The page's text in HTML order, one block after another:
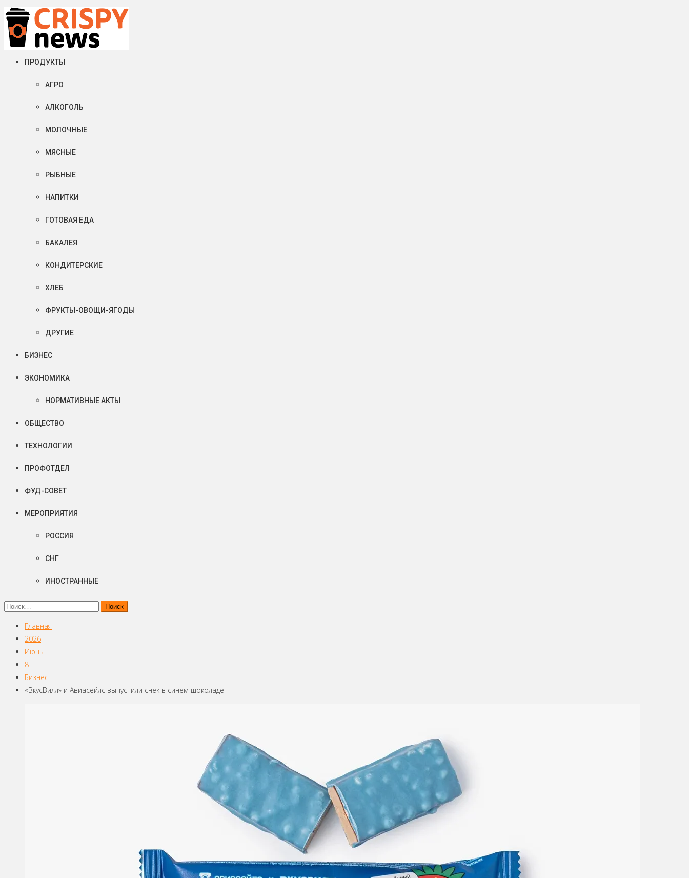
Суббота, 08 августа, 2026
Crispy News/Криспи Ньюс
События и тенденции рынка пищевой промышленности в России и мире
ПРОДУКТЫ
АГРО
АЛКОГОЛЬ
МОЛОЧНЫЕ
МЯСНЫЕ
РЫБНЫЕ
НАПИТКИ
ГОТОВАЯ ЕДА
БАКАЛЕЯ
КОНДИТЕРСКИЕ
ХЛЕБ
ФРУКТЫ-ОВОЩИ-ЯГОДЫ
ДРУГИЕ
БИЗНЕС
ЭКОНОМИКА
НОРМАТИВНЫЕ АКТЫ
ОБЩЕСТВО
ТЕХНОЛОГИИ
ПРОФОТДЕЛ
ФУД-СОВЕТ
МЕРОПРИЯТИЯ
РОССИЯ
СНГ
ИНОСТРАННЫЕ
Найти:
Главная
2026
Июнь
8
Бизнес
«ВкусВилл» и Авиасейлс выпустили снек в синем шоколаде